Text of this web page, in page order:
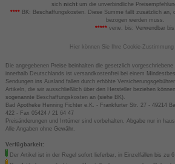
sich nicht um die unverbindliche
****BK: Beschaffungskosten. Diese Summe fällt zusätzlich an,
bezogen werden muss.
*****verw. bis: Verwendbar bis.
Hier können Sie Ihre Cookie-Zustimmung
Die angegebenen Preise beinhalten die gesetzlich
innerhalb Deutschlands ist versandkostenfrei bei einem
Sendungen ins Ausland fallen durch erhöhte
Artikeln, die wir ausschließlich über den Hersteller beziehen
sogenannte Beschaffungskosten an (siehe BK).
Bad Apotheke Henning Fichter e.K. - Frankfurter Str. 27 - 49214
422 - Fax 05424 / 21 64 47
Preisänderungen und Irrtümer sind vorbehalten. Abgabe nur in
Alle Angaben ohne Gewähr.
Verfügbarkeit:
Der Artikel ist in der Regel sofort lieferbar, in Einzelfällen bis zu 6